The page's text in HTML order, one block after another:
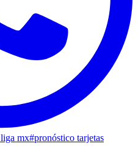
mx#pronóstico tarjetas